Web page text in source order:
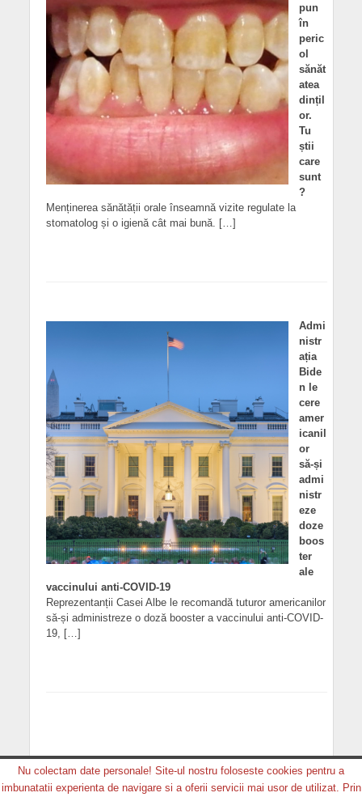
pun
în
peric
ol
sănăt
atea
dințil
or.
Tu
știi
care
sunt
?
Menținerea sănătății orale înseamnă vizite regulate la
stomatolog și o igienă cât mai bună. […]
Admi
nistr
ația
Bide
n le
cere
amer
icanil
or
să-și
admi
nistr
eze
doze
boos
ter
ale
vaccinului anti-COVID-19
Reprezentanții Casei Albe le recomandă tuturor americanilor
să-și administreze o doză booster a vaccinului anti-COVID-
19, […]
Nu colectam date personale! Site-ul nostru foloseste cookies pentru a
imbunatatii experienta de navigare si a oferii servicii mai usor de utilizat. Prin